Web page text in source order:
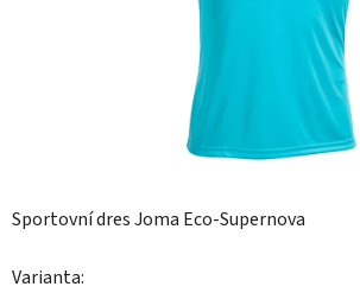
Sportovní dres Joma Eco-Supernova
Varianta: